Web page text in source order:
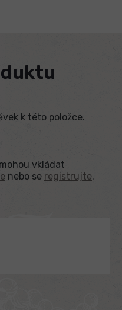
k této položce.
vkládat
nebo se registrujte.